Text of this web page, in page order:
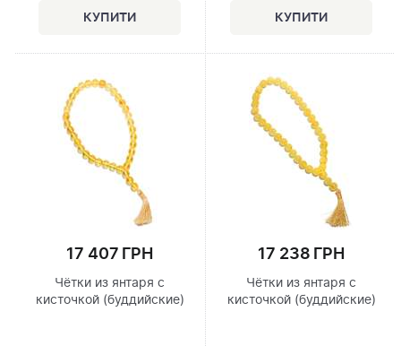
17 407 ГРН
Чётки из янтаря с
кисточкой (буддийские)
17 238 ГРН
Чётки из янтаря с
кисточкой (буддийские)